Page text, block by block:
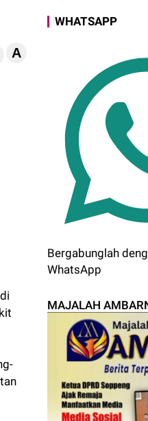
A
WHATSAPP
Bergabunglah
WhatsApp
MAJALAH